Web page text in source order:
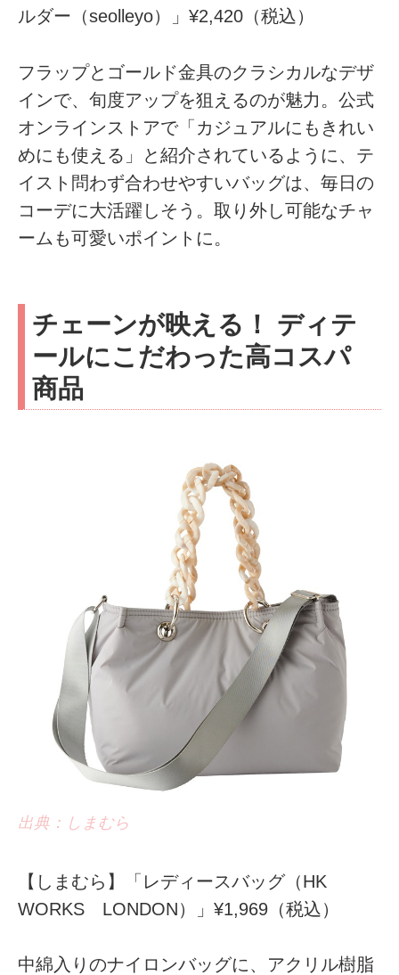
ルダー（seolleyo）」¥2,420（税込）
フラップとゴールド金具のクラシカルなデザ
インで、旬度アップを狙えるのが魅力。公式
オンラインストアで「カジュアルにもきれい
めにも使える」と紹介されているように、テ
イスト問わず合わせやすいバッグは、毎日の
コーデに大活躍しそう。取り外し可能なチャ
ームも可愛いポイントに。
チェーンが映える！ ディテ
ールにこだわった高コスパ
商品
出典：しまむら
【しまむら】「レディースバッグ（HK
WORKS LONDON）」¥1,969（税込）
中綿入りのナイロンバッグに、アクリル樹脂